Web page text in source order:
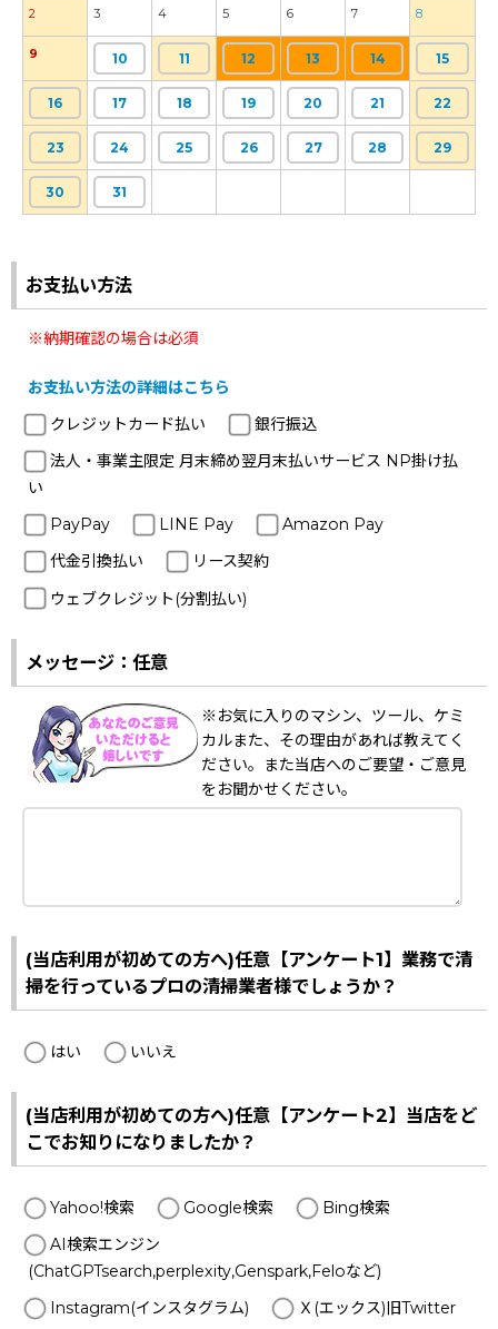
2 3 4 5 6 7 8
9 10 11 12 13 14 15
16 17 18 19 20 21 22
23 24 25 26 27 28 29
30 31
お支払い方法
※納期確認の場合は必須
お支払い方法の詳細はこちら
クレジットカード払い
銀行振込
法人・事業主限定 月末締め翌月末払いサービス NP掛け払
い
PayPay
LINE Pay
Amazon Pay
代金引換払い
リース契約
ウェブクレジット(分割払い)
メッセージ：任意
※お気に入りのマシン、ツール、ケミ
カルまた、その理由があれば教えてく
ださい。また当店へのご要望・ご意見
をお聞かせください。
(当店利用が初めての方へ)任意【アンケート1】業務で清
掃を行っているプロの清掃業者様でしょうか？
はい いいえ
(当店利用が初めての方へ)任意【アンケート2】当店をど
こでお知りになりましたか？
Yahoo!検索 Google検索
Bing検索
AI検索エンジン
(ChatGPTsearch,perplexity,Genspark,Feloなど)
Instagram(インスタグラム)
Ｘ(エックス)旧Twitter